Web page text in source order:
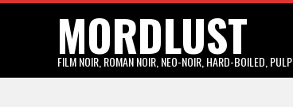
MORDLUST
FILM NOIR, ROMAN NOIR, NEO-NOIR, HARD-BOILED, PULP